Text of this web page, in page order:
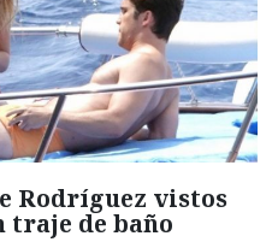
Rodríguez vistos
de baño